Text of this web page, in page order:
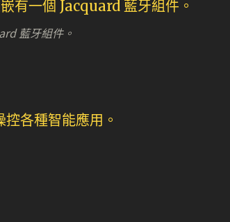
藍牙組件。